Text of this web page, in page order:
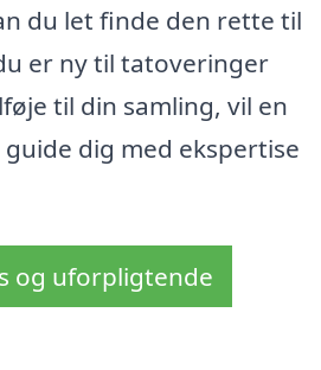
du let finde den rette til
er ny til tatoveringer
til din samling, vil en
dig med ekspertise
og uforpligtende